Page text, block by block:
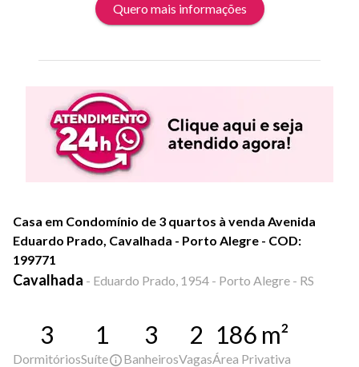
Quero mais informações
Casa em Condomínio de 3 quartos à venda Avenida
Eduardo Prado, Cavalhada - Porto Alegre - COD:
199771
Cavalhada - Eduardo Prado, 1954 - Porto Alegre - RS
3
Dormitórios
1
Suíte
3
Banheiros
2
Vagas
186 m²
Área Privativa